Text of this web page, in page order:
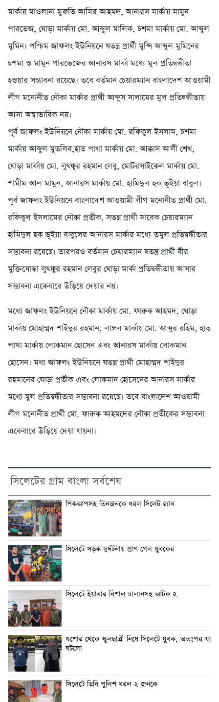
মার্কায় মাওলানা মুফতি আমির আহমদ, আনারস মার্কায় মামুন
পারভেজ, ঘোড়া মার্কায় মো. আব্দুল মালিক, চশমা মার্কায় মো. আব্দুল
মুমিন। পশ্চিম জাফলং ইউনিয়নে ষতন্ত্র প্রার্থী মুন্সি আব্দুল মুমিনের
চশমা ও মামুন পারভেজের আনারস মার্কা মধ্যে মুল প্রতিদ্বন্ধীতা
হওয়ার সম্ভাবনা রয়েছে। তবে বর্তমান চেয়ারম্যান বাংলাদেশ আওয়ামী
লীগ মনোনীত নৌকা মার্কার প্রার্থী আব্দুস সালামের মুল প্রতিদ্বন্ধীতায়
আসা অস্বাভাবিক নয়।
পূর্ব জাফলং ইউনিয়নে নৌকা মার্কায় মো. রফিকুল ইসলাম, চশমা
মার্কায় আব্দুল মুতলিব,হাত পাখা মার্কায় মো. আক্কাস আলী শেখ,
ঘোড়া মার্কায় মো. লুৎফুর রহমান লেবু, মোটরসাইকেল মার্কায় মো.
শামীম আল মামুন, আনারস মার্কায় মো. হামিদুল হক ভূইয়া বাবুল।
পূর্ব জাফলং ইউনিয়নে বাংলাদেশ আওয়ামী লীগ মনোনীত প্রার্থী মো.
রফিকুল ইসলামের নৌকা প্রতীক, সতন্ত্র প্রার্থী সাবেক চেয়ারম্যান
হামিদুল হক ভূইয়া বাবুলের আনারস মার্কার মধ্যে তমুল প্রতিদ্বন্ধীতার
সম্ভাবনা রয়েছে। তারপরও বর্তমান চেয়ারম্যান ষতন্ত্র প্রার্থী বীর
মুক্তিযোদ্ধা লুৎফুর রহমান লেবুর ঘোড়া মার্কা প্রতিদ্বন্ধীতায় আসার
সম্ভাবনা একেবারে উড়িয়ে দেয়ার নয়।
মধ্যে জাফলং ইউনিয়নে নৌকা মার্কায় মো. ফারুক আহমদ, ঘোড়া
মার্কায় মোহাম্মদ শাইদুর রহমান, লাঙ্গল মার্কায় মো. আব্দুর রহিম, হাত
পাখা মার্কায় লোকমান হোসেন এবং আনারস মার্কায় লোকমান
হোসেন। মধ্য জাফলং ইউনিয়নে ষতন্ত্র প্রার্থী মোহাম্মদ শাইদুর
রহমানের ঘোড়া প্রতীক এবং লোকমান হোসেনের আনারস মার্কার
মধ্যে মুল প্রতিদ্বন্ধীতার সম্ভাবনা রয়েছে। তবে বাংলাদেশ আওয়ামী
লীগ মনোনীত প্রার্থী মো. ফারুক আহমদের নৌকা প্রতীকের সম্ভাবনা
একেবারে উড়িয়ে দেয়া যায়না।
সিলেটের গ্রাম বাংলা সর্বশেষ
পিকআপসহ তিনজনকে ধরল সিলেট র‌্যাব
সিলেটে সড়ক দুর্ঘটনায় প্রাণ গেল যুবকের
সিলেটে ইয়াবার বিশাল চালানসহ আটক ২
যশোর থেকে স্কুলছাত্রী নিয়ে সিলেটে যুবক, অতঃপর যা
ঘটলো
সিলেটে ডিবি পুলিশ ধরল ২ জনকে